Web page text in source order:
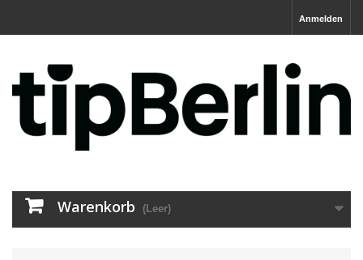
Anmelden
Warenkorb (Leer)